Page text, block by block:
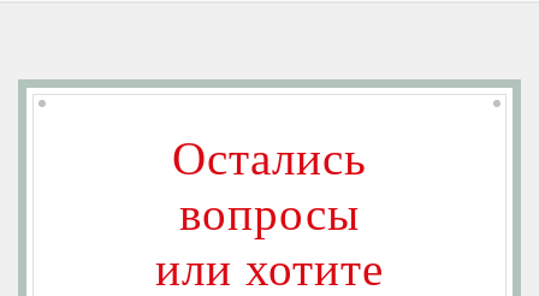
Остались
вопросы
или хотите